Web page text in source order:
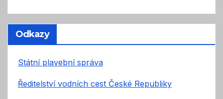
Odkazy
Státní plavební správa
Ředitelství vodních cest České Republiky